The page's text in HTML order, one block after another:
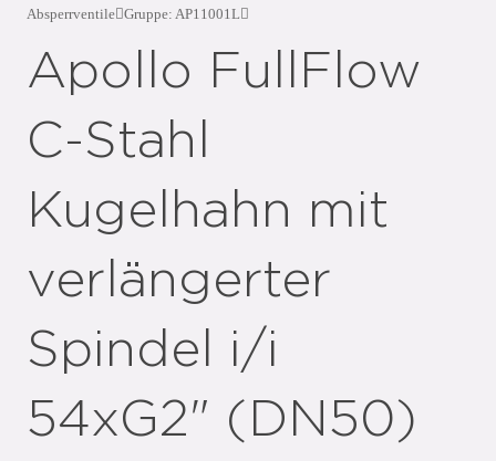
Absperrventile Gruppe: AP11001L
Apollo FullFlow
C-Stahl
Kugelhahn mit
verlängerter
Spindel i/i
54xG2" (DN50)